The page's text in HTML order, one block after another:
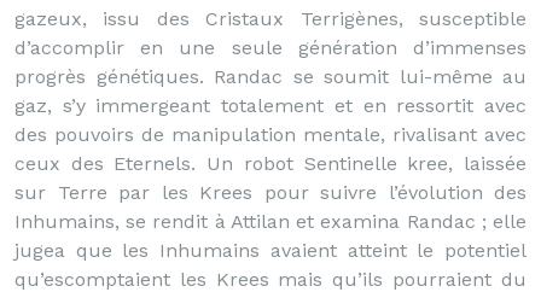
gazeux, issu des Cristaux Terrigènes, susceptible
d’accomplir en une seule génération d’immenses
progrès génétiques. Randac se soumit lui-même au
gaz, s’y immergeant totalement et en ressortit avec
des pouvoirs de manipulation mentale, rivalisant avec
ceux des Eternels. Un robot Sentinelle kree, laissée
sur Terre par les Krees pour suivre l’évolution des
Inhumains, se rendit à Attilan et examina Randac ; elle
jugea que les Inhumains avaient atteint le potentiel
qu’escomptaient les Krees mais qu’ils pourraient du